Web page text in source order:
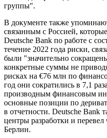
группы".
В документе также
связанным с Россией,
Deutsche Bank по работе с
течение 2022 года риски,
были "значительно
конкретные суммы не
рисках на €76 млн по
год они сократились в 7,1
производным финансовым
основные позиции по
в отчетности. Deutsche Bank
центры разработки и перевел
Берлин.